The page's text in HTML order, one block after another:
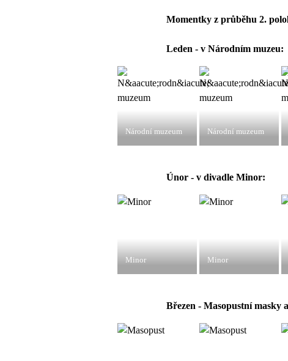
Momentky z průběhu 2.
Leden - v Národním muzeu:
Národní muzeum Národní muzeum
Únor - v divadle Minor:
Minor Minor
Březen - Masopustní masky